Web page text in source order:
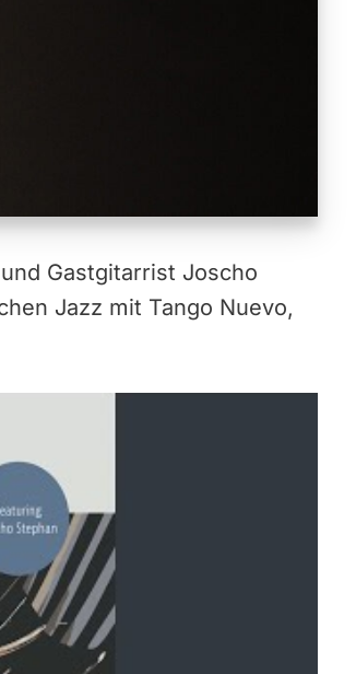
Gastgitarrist Joscho
Jazz mit Tango Nuevo,